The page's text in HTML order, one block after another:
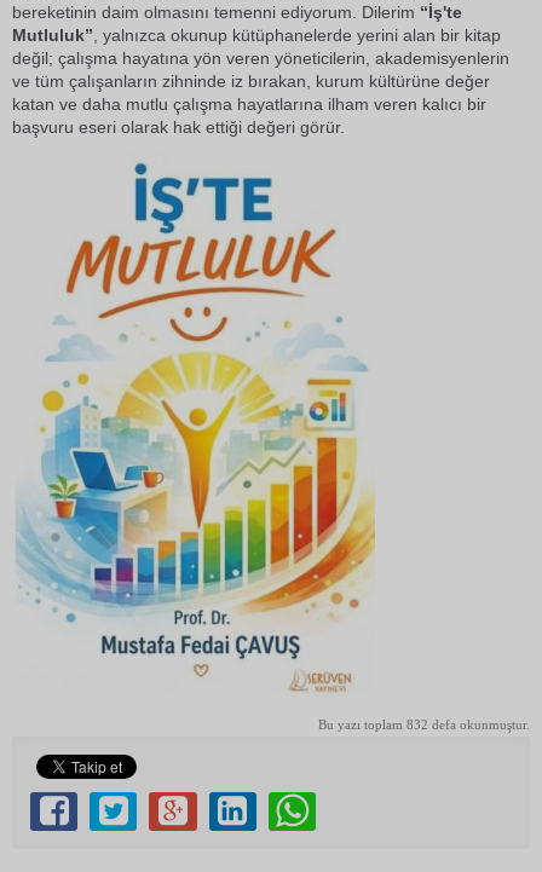
bereketinin daim olmasını temenni ediyorum. Dilerim “İş'te
Mutluluk” , yalnızca okunup kütüphanelerde yerini alan bir kitap
değil; çalışma hayatına yön veren yöneticilerin, akademisyenlerin
ve tüm çalışanların zihninde iz bırakan, kurum kültürüne değer
katan ve daha mutlu çalışma hayatlarına ilham veren kalıcı bir
başvuru eseri olarak hak ettiği değeri görür.
Bu yazı toplam 832 defa okunmuştur.